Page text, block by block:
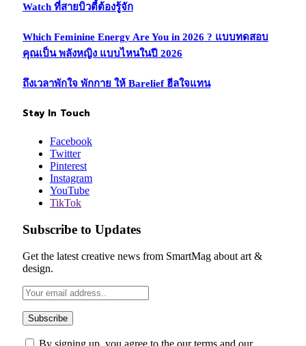
Watch ที่สายบิวตี้ต้องรู้จัก
Which Feminine Energy Are You in 2026 ? แบบทดสอบ
คุณเป็น พลังหญิง แบบไหนในปี 2026
ถึงเวลาพักใจ พักกาย ให้ Barelief ฮีลใจแทน
Stay In Touch
Facebook
Twitter
Pinterest
Instagram
YouTube
TikTok
Subscribe to Updates
Get the latest creative news from SmartMag about art &
design.
By signing up, you agree to the our terms and our